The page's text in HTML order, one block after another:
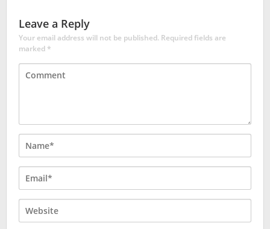
Leave a Reply
Your email address will not be published. Required fields are
marked*